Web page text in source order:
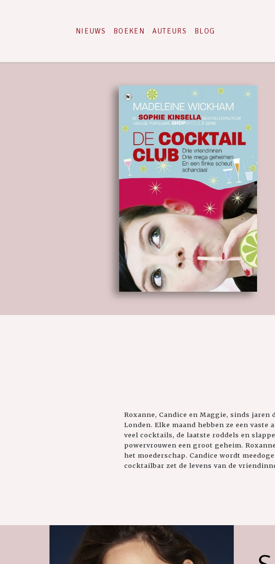
NIEUWS BOEKEN AUTEURS BLOG
Roxanne, Candice en Maggie, sinds
Londen. Elke maand hebben ze een
veel cocktails, de laatste roddels en
powervrouwen een groot geheim.
het moederschap. Candice wordt
cocktailbar zet de levens van de